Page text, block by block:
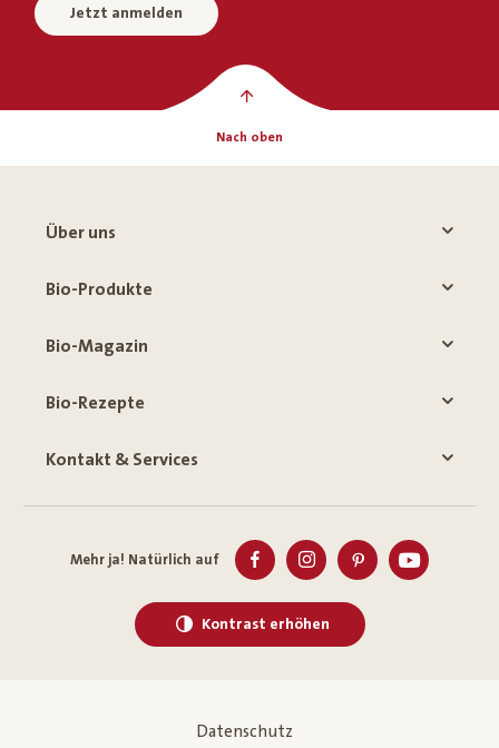
Jetzt anmelden
Nach oben
Über uns
Bio-Produkte
Bio-Magazin
Bio-Rezepte
Kontakt & Services
Mehr ja! Natürlich auf
Kontrast erhöhen
Datenschutz